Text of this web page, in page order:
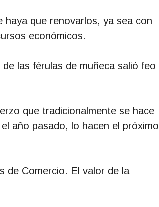
haya que renovarlos, ya sea con
económicos.
las férulas de muñeca salió feo
que tradicionalmente se hace
año pasado, lo hacen el próximo
de Comercio. El valor de la